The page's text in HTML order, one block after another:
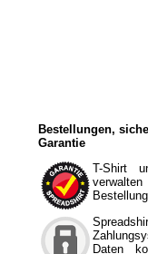
Bestellungen,
Garantie
T-Shirt
Daten